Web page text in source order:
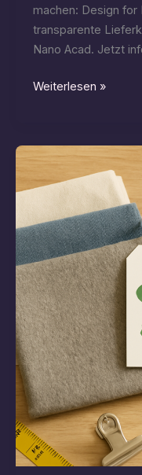
machen: Design for
transparente
Nano Acad. Jetzt
Nano
Kreisläufe
in
der
Modeproduktion
Weiterlesen »